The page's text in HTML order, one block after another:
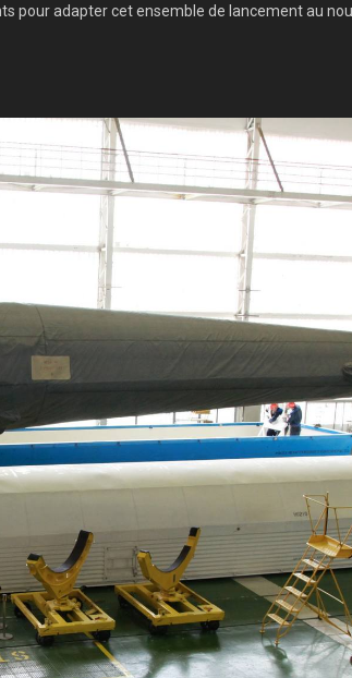
adapter cet ensemble de lancement au